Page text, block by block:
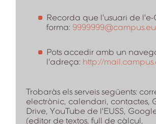
Recorda que l'usuari de l'e-
forma:
Pots accedir amb un
l'adreça: http://
Trobaràs els serveis següents:
electrònic, calendari, contactes,
Drive, YouTube de l'EUSS,
(editor de textos, full de càlcul,